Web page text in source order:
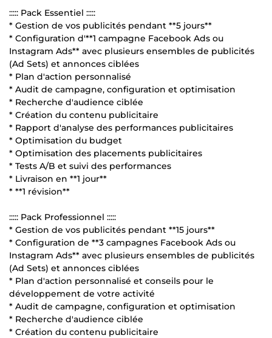
::::: Pack Essentiel :::::
* Gestion de vos publicités pendant **5 jours**
* Configuration d'**1 campagne Facebook Ads ou
Instagram Ads** avec plusieurs ensembles de publicités
(Ad Sets) et annonces ciblées
* Plan d'action personnalisé
* Audit de campagne, configuration et optimisation
* Recherche d'audience ciblée
* Création du contenu publicitaire
* Rapport d'analyse des performances publicitaires
* Optimisation du budget
* Optimisation des placements publicitaires
* Tests A/B et suivi des performances
* Livraison en **1 jour**
* **1 révision**
::::: Pack Professionnel :::::
* Gestion de vos publicités pendant **15 jours**
* Configuration de **3 campagnes Facebook Ads ou
Instagram Ads** avec plusieurs ensembles de publicités
(Ad Sets) et annonces ciblées
* Plan d'action personnalisé et conseils pour le
développement de votre activité
* Audit de campagne, configuration et optimisation
* Recherche d'audience ciblée
* Création du contenu publicitaire